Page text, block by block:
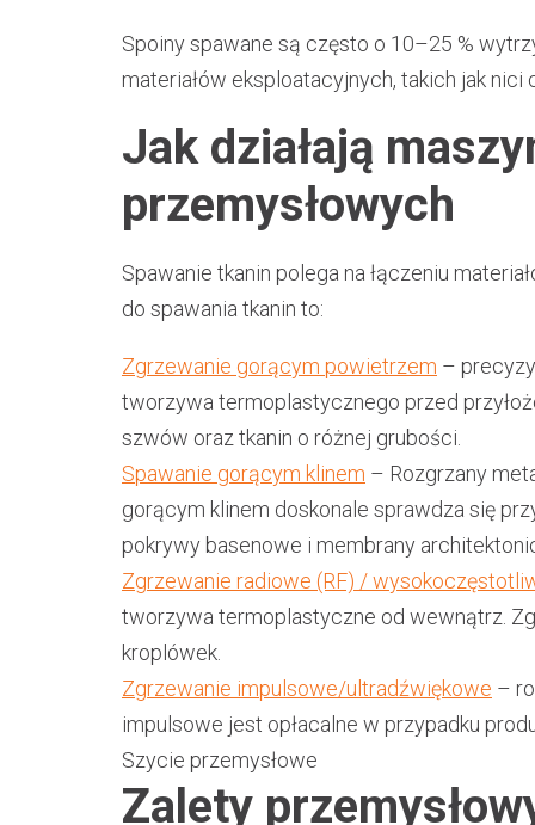
Spoiny spawane są często o 10–25 %
materiałów eksploatacyjnych, takich jak
Jak działają
przemysłowych
Spawanie tkanin polega na łączeniu
do spawania tkanin to:
Zgrzewanie gorącym powietrzem –
tworzywa termoplastycznego przed
szwów oraz tkanin o różnej grubości.
Spawanie gorącym klinem – Rozgrzany
gorącym klinem doskonale sprawdza się
pokrywy basenowe i membrany
Zgrzewanie radiowe (RF) /
tworzywa termoplastyczne od wewnątrz.
kroplówek.
Zgrzewanie impulsowe/ultradźwiękowe –
impulsowe jest opłacalne w przypadku
Szycie przemysłowe
Zalety